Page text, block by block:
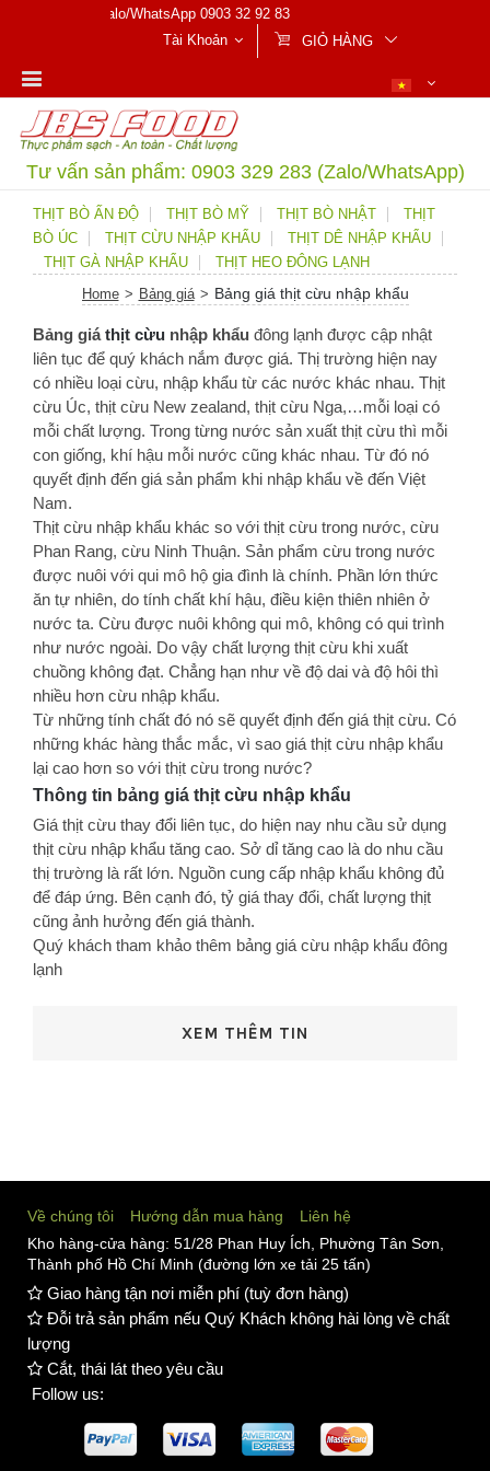
NHẤT QUA Zalo/WhatsApp 0903 32 92 83
Tài Khoản
GIỎ HÀNG
Tư vấn sản phẩm: 0903 329 283 (Zalo/WhatsApp)
THỊT BÒ ẤN ĐỘ THỊT BÒ MỸ THỊT BÒ NHẬT
THỊT
BÒ ÚC
THỊT CỪU NHẬP KHẨU
THỊT DÊ NHẬP KHẨU
THỊT GÀ NHẬP KHẨU
THỊT HEO ĐÔNG LẠNH
Home > Bảng giá > Bảng giá thịt cừu nhập khẩu
Bảng giá thịt cừu nhập khẩu đông lạnh được cập nhật
liên tục để quý khách nắm được giá. Thị trường hiện nay
có nhiều loại cừu, nhập khẩu từ các nước khác nhau. Thịt
cừu Úc, thịt cừu New zealand, thịt cừu Nga,…mỗi loại có
mỗi chất lượng. Trong từng nước sản xuất thịt cừu thì mỗi
con giống, khí hậu mỗi nước cũng khác nhau. Từ đó nó
quyết định đến giá sản phẩm khi nhập khẩu về đến Việt
Nam.
Thịt cừu nhập khẩu khác so với thịt cừu trong nước, cừu
Phan Rang, cừu Ninh Thuận. Sản phẩm cừu trong nước
được nuôi với qui mô hộ gia đình là chính. Phần lớn thức
ăn tự nhiên, do tính chất khí hậu, điều kiện thiên nhiên ở
nước ta. Cừu được nuôi không qui mô, không có qui trình
như nước ngoài. Do vậy chất lượng thịt cừu khi xuất
chuồng không đạt. Chẳng hạn như về độ dai và độ hôi thì
nhiều hơn cừu nhập khẩu.
Từ những tính chất đó nó sẽ quyết định đến giá thịt cừu. Có
những khác hàng thắc mắc, vì sao giá thịt cừu nhập khẩu
lại cao hơn so với thịt cừu trong nước?
Thông tin bảng giá thịt cừu nhập khẩu
Giá thịt cừu thay đổi liên tục, do hiện nay nhu cầu sử dụng
thịt cừu nhập khẩu tăng cao. Sở dỉ tăng cao là do nhu cầu
thị trường là rất lớn. Nguồn cung cấp nhập khẩu không đủ
để đáp ứng. Bên cạnh đó, tỷ giá thay đổi, chất lượng thịt
cũng ảnh hưởng đến giá thành.
Quý khách tham khảo thêm bảng giá cừu nhập khẩu đông
lạnh
XEM THÊM TIN
Về chúng tôi Hướng dẫn mua hàng
Liên hệ
Kho hàng-cửa hàng: 51/28 Phan Huy Ích, Phường Tân Sơn,
Thành phố Hồ Chí Minh (đường lớn xe tải 25 tấn)
Giao hàng tận nơi miễn phí (tuỳ đơn hàng)
Đỗi trả sản phẩm nếu Quý Khách không hài lòng về chất
lượng
Cắt, thái lát theo yêu cầu
Follow us: